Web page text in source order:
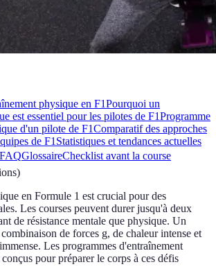
physique en F1Pourquoi un
est essentiel pour les pilotes de F1Programme
d'un pilote de F1Comparatif des approches
de F1Statistiques et tendances actuelles
FAQGlossaireChecklist avant la course
)
en Formule 1 est crucial pour des
Les courses peuvent durer jusqu'à deux
de résistance mentale que physique. Un
de forces g, de chaleur intense et
Les programmes d'entraînement
pour préparer le corps à ces défis